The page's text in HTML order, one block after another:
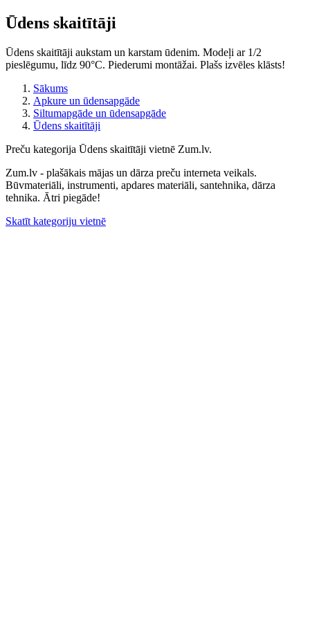
Ūdens skaitītāji
Ūdens skaitītāji aukstam un karstam ūdenim. Modeļi ar 1/2
pieslēgumu, līdz 90°C. Piederumi montāžai. Plašs izvēles klāsts!
Sākums
Apkure un ūdensapgāde
Siltumapgāde un ūdensapgāde
Ūdens skaitītāji
Preču kategorija Ūdens skaitītāji vietnē Zum.lv.
Zum.lv - plašākais mājas un dārza preču interneta veikals.
Būvmateriāli, instrumenti, apdares materiāli, santehnika, dārza
tehnika. Ātri piegāde!
Skatīt kategoriju vietnē